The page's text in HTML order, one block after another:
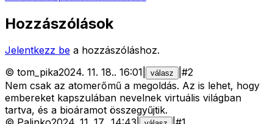
Hozzászólások
Jelentkezz be a hozzászóláshoz.
© tom_pika2024. 11. 18.. 16:01 válasz #2
Nem csak az atomerőmű a megoldás. Az is lehet, hogy
embereket kapszulában nevelnek virtuális világban
tartva, és a bioáramot összegyűjtik.